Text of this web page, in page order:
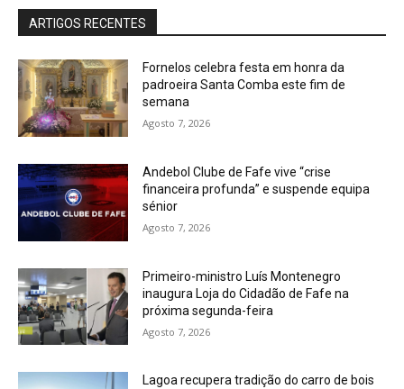
ARTIGOS RECENTES
Fornelos celebra festa em honra da
padroeira Santa Comba este fim de
semana
Agosto 7, 2026
Andebol Clube de Fafe vive “crise
financeira profunda” e suspende equipa
sénior
Agosto 7, 2026
Primeiro-ministro Luís Montenegro
inaugura Loja do Cidadão de Fafe na
próxima segunda-feira
Agosto 7, 2026
Lagoa recupera tradição do carro de bois